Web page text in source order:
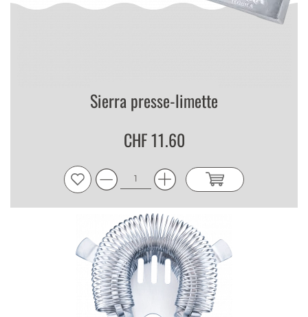
Sierra presse-limette
CHF 11.60